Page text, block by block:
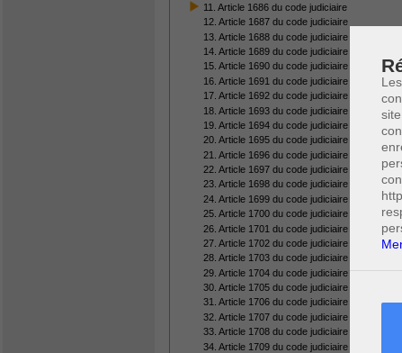
11. Article 1686 du code judiciaire
12. Article 1687 du code judiciaire
13. Article 1688 du code judiciaire
14. Article 1689 du code judiciaire
15. Article 1690 du code judiciaire
16. Article 1691 du code judiciaire
17. Article 1692 du code judiciaire
18. Article 1693 du code judiciaire
19. Article 1694 du code judiciaire
20. Article 1695 du code judiciaire
21. Article 1696 du code judiciaire
22. Article 1697 du code judiciaire
23. Article 1698 du code judiciaire
24. Article 1699 du code judiciaire
25. Article 1700 du code judiciaire
26. Article 1701 du code judiciaire
27. Article 1702 du code judiciaire
28. Article 1703 du code judiciaire
29. Article 1704 du code judiciaire
30. Article 1705 du code judiciaire
31. Article 1706 du code judiciaire
32. Article 1707 du code judiciaire
33. Article 1708 du code judiciaire
34. Article 1709 du code judiciaire